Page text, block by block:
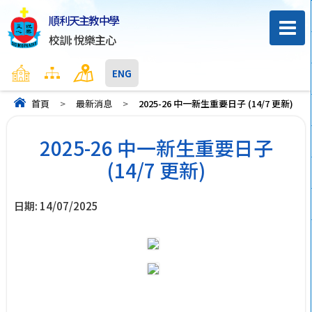
順利天主教中學
校訓: 悅樂主心
主頁 網頁地圖 聯絡我們
ENG
首頁 > 最新消息 > 2025-26 中一新生重要日子 (14/7 更新)
2025-26 中一新生重要日子
(14/7 更新)
日期: 14/07/2025